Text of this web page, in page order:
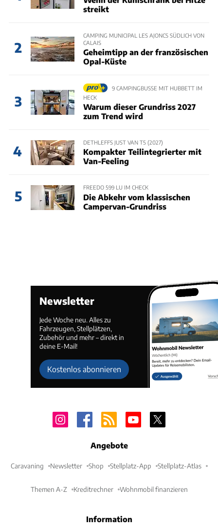
streikt
2
CAMPING MUNICIPAL LES AJONCS SÜDLICH VON
CALAIS
Geheimtipp an der französischen
Opal-Küste
3
9 CAMPINGBUSSE MIT HUBBETT IM
HECK
Warum dieser Grundriss 2027
zum Trend wird
4
DETHLEFFS JUST VAN T5 (2027)
Kompakter Teilintegrierter mit
Van-Feeling
5
FREEDO 599 LU IM CHECK
Die Abkehr vom klassischen
Campervan-Grundriss
Newsletter
Jede Woche neu. Alles zu
Fahrzeugen, Stellplätzen,
Zubehör und mehr – direkt in
deine E-Mail!
Kostenlos abonnieren
Angebote
Caravaning Newsletter Shop Stellplatz-App Stellplatz-Atlas
Themen A-Z Kreditrechner Wohnmobil finanzieren
Information